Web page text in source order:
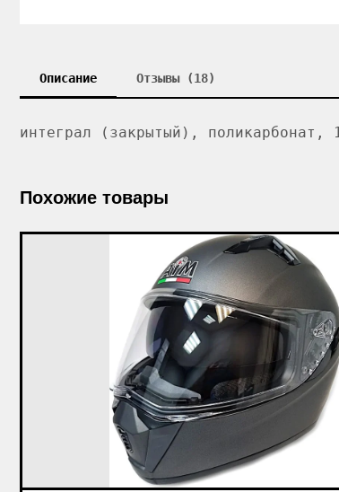
Описание Отзывы (18)
интеграл (закрытый), поликарбонат,
Похожие товары